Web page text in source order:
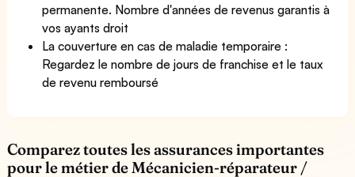
permanente. Nombre d'années de revenus garantis à
vos ayants droit
La couverture en cas de maladie temporaire :
Regardez le nombre de jours de franchise et le taux
de revenu remboursé
Comparez toutes les assurances importantes
pour le métier de Mécanicien-réparateur /